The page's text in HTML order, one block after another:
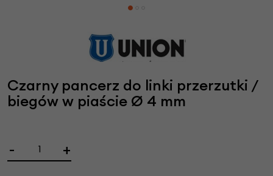
Czarny pancerz do linki przerzutki /
biegów w piaście Ø 4 mm
- +